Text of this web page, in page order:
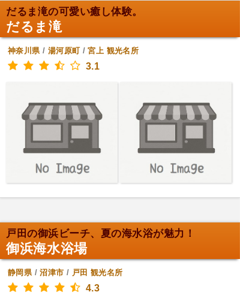
だるま滝の可愛い癒し体験。
だるま滝
神奈川県/ 湯河原町/宮上 観光名所
3.1
戸田の御浜ビーチ、夏の海水浴が魅力！
御浜海水浴場
静岡県/沼津市 / 戸田 観光名所
4.3